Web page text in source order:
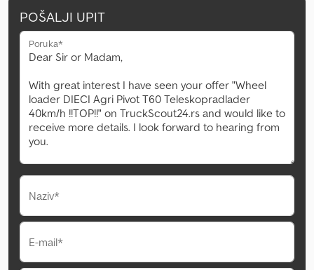
POŠALJI UPIT
Poruka*
Naziv*
E-mail*